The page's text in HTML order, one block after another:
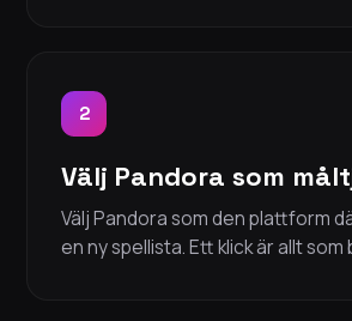
2
Välj Pandora som
Välj Pandora som den plattform
en ny spellista. Ett klick är allt som